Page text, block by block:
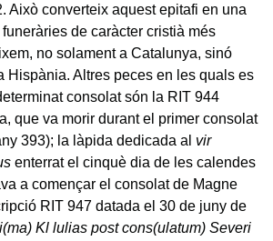
Això converteix aquest epitafi en una
de caràcter cristià més
no solament a Catalunya, sinó
Hispània. Altres peces en les quals es
consolat són la RIT 944
que va morir durant el primer consolat
393); la làpida dedicada al vir
enterrat el cinquè dia de les calendes
a començar el consolat de Magne
RIT 947 datada el 30 de juny de
Kl lulias post cons(ulatum) Severi